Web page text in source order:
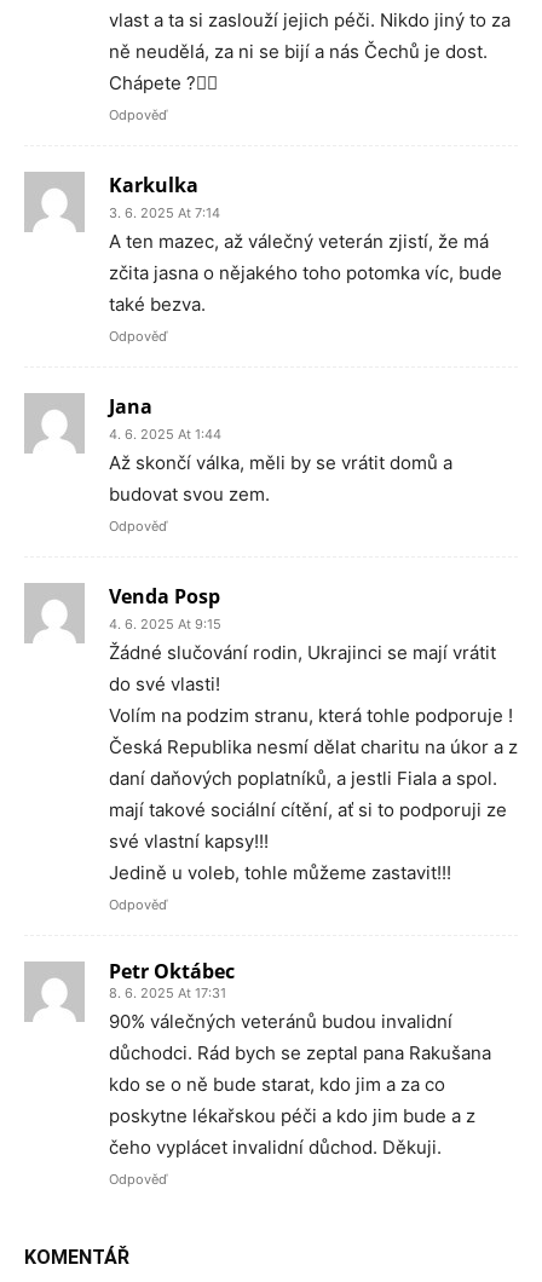
vlast a ta si zaslouží jejich péči. Nikdo jiný to za
ně neudělá, za ni se bijí a nás Čechů je dost.
Chápete ?🤷‍♀️
Odpověď
Karkulka
3. 6. 2025 At 7:14
A ten mazec, až válečný veterán zjistí, že má
zčita jasna o nějakého toho potomka víc, bude
také bezva.
Odpověď
Jana
4. 6. 2025 At 1:44
Až skončí válka, měli by se vrátit domů a
budovat svou zem.
Odpověď
Venda Posp
4. 6. 2025 At 9:15
Žádné slučování rodin, Ukrajinci se mají vrátit
do své vlasti!
Volím na podzim stranu, která tohle podporuje !
Česká Republika nesmí dělat charitu na úkor a z
daní daňových poplatníků, a jestli Fiala a spol.
mají takové sociální cítění, ať si to podporuji ze
své vlastní kapsy!!!
Jedině u voleb, tohle můžeme zastavit!!!
Odpověď
Petr Oktábec
8. 6. 2025 At 17:31
90% válečných veteránů budou invalidní
důchodci. Rád bych se zeptal pana Rakušana
kdo se o ně bude starat, kdo jim a za co
poskytne lékařskou péči a kdo jim bude a z
čeho vyplácet invalidní důchod. Děkuji.
Odpověď
KOMENTÁŘ